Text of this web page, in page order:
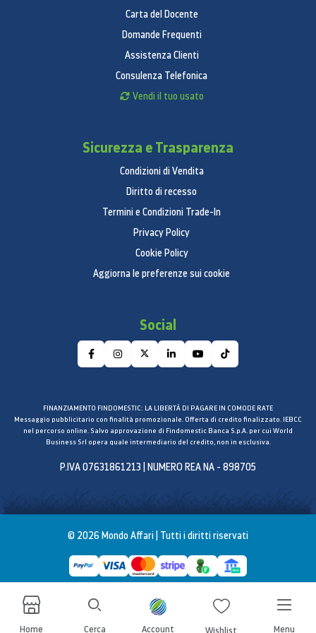
Home Cerca Account Wishlist Menu
per rendere più fluida l’azione e risparmiare batteria.
*Immagine simulata a scopo illustrativo. L’effettiva
interfaccia utente potrebbe variare rispetto
SPECIFICHE
Velocità CPU
Display
172,5mm (6.8”, superficie del display senza gli
angoli stondati)
3088 x 1440 (Quad HD+)
Dynamic AMOLED 2X
16M
Freq. max di aggiornamento (Schermo
Principale)
Supporto S Pen
Carta del Docente
Domande Frequenti
Assistenza Clienti
Consulenza Telefonica
Vendi il tuo usato
Sicurezza e Trasparenza
Condizioni di Vendita
Diritto di recesso
Termini e Condizioni Trade-In
Privacy Policy
Cookie Policy
Aggiorna le preferenze sui cookie
Social
FINANZIAMENTO FINDOMESTIC: LA LIBERTÀ DI PAGARE IN COMODE RATE
Messaggio pubblicitario con finalità promozionale. Offerta di credito finalizzato. IEBCC
nel percorso online. Salvo approvazione di Findomestic Banca S.p.A. per cui World
Business Srl opera quale intermediario del credito, non in esclusiva.
P.IVA 07631861213 | NUMERO REA NA - 898705
© 2026 Mondo Affari | Tutti i diritti riservati